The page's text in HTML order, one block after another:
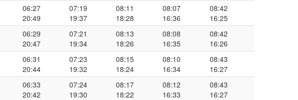
06:27
20:49
07:19
19:37
08:11
18:28
08:07
16:36
08:42
16:25
06:29
20:47
07:21
19:34
08:13
18:26
08:08
16:35
08:42
16:26
06:31
20:44
07:23
19:32
08:15
18:24
08:10
16:34
08:43
16:27
06:33
20:42
07:24
19:30
08:17
18:22
08:12
16:33
08:43
16:27